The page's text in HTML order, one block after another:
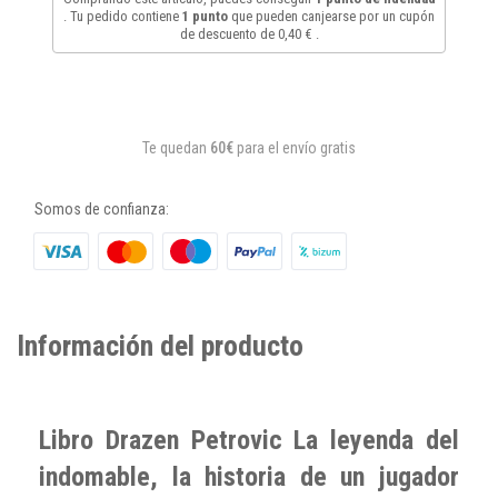
. Tu pedido contiene 1 punto que pueden canjearse por un cupón
de descuento de 0,40 €
Te quedan 60€ para el envío gratis
Somos de confianza:
Información del producto
Libro Drazen Petrovic La leyenda del
indomable, la historia de un jugador